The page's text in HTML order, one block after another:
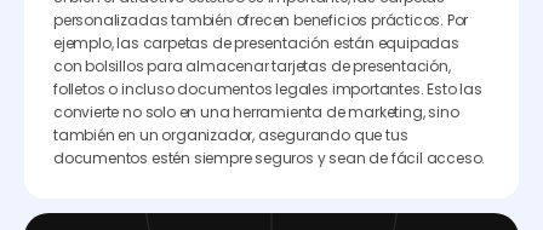
personalizadas también ofrecen beneficios prácticos. Por
ejemplo, las carpetas de presentación están equipadas
con bolsillos para almacenar tarjetas de presentación,
folletos o incluso documentos legales importantes. Esto las
convierte no solo en una herramienta de marketing, sino
también en un organizador, asegurando que tus
documentos estén siempre seguros y sean de fácil acceso.